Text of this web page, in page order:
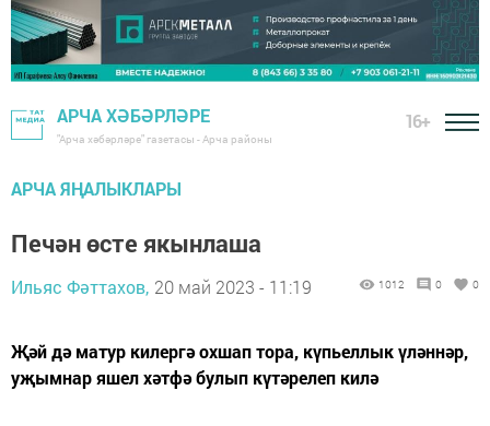
АРЧА ХӘБӘРЛӘРЕ
"Арча хәбәрләре" газетасы - Арча районы
16+
АРЧА ЯҢАЛЫКЛАРЫ
Печән өсте якынлаша
Ильяс Фәттахов, 20 май 2023 - 11:19 1012 0 0
Җәй дә матур килергә охшап тора, күпьеллык үләннәр,
уҗымнар яшел хәтфә булып күтәрелеп килә